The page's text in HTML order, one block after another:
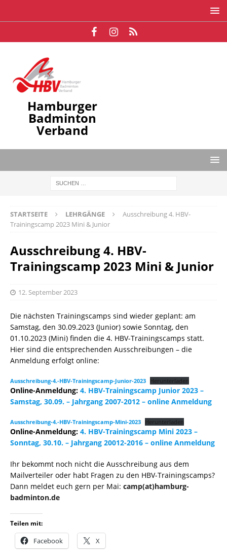
Hamburger
Badminton
Verband
STARTSEITE LEHRGÄNGE
Ausschreibung 4. HBV-
Trainingscamp 2023 Mini & Junior
Ausschreibung 4. HBV-
Trainingscamp 2023 Mini & Junior
12. September 2023
Die nächsten Trainingscamps sind wieder geplant: am
Samstag, den 30.09.2023 (Junior) sowie Sonntag, den
01.10.2023 (Mini) finden die 4. HBV-Trainingscamps statt.
Hier sind die entsprechenden Ausschreibungen – die
Anmeldung erfolgt online:
Ausschreibung-4.-HBV-Trainingscamp-Junior-2023 Herunterladen
Online-Anmeldung: 4. HBV-Trainingscamp Junior 2023 –
Samstag, 30.09. – Jahrgang 2007-2012 – online Anmeldung
Ausschreibung-4.-HBV-Trainingscamp-Mini-2023 Herunterladen
Online-Anmeldung: 4. HBV-Trainingscamp Mini 2023 –
Sonntag, 30.10. – Jahrgang 20012-2016 – online Anmeldung
Ihr bekommt noch nicht die Ausschreibung aus dem
Mailverteiler oder habt Fragen zu den HBV-Trainingscamps?
Dann meldet euch gern per Mai: camp(at)hamburg-
badminton.de
Teilen mit:
Facebook X